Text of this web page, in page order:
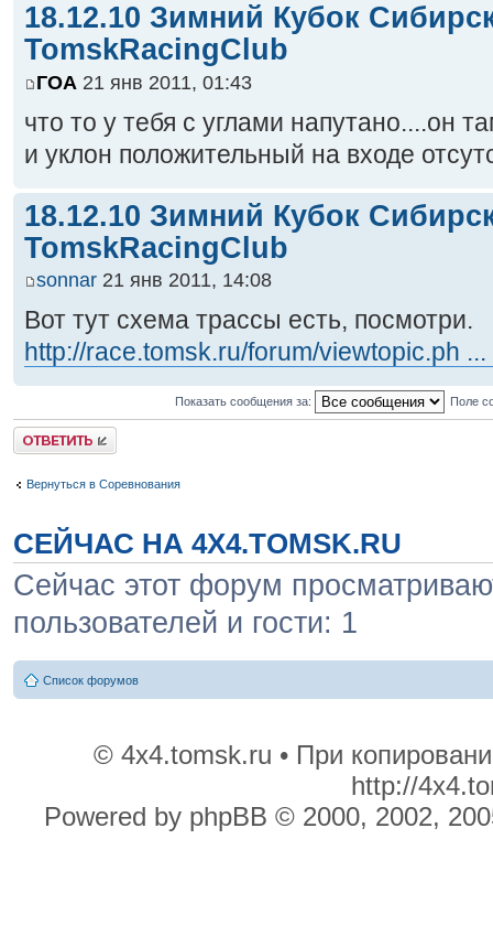
18.12.10 Зимний Кубок
TomskRacingClub
ГОА 21 янв 2011, 01:43
что то у тебя с углами напутано....он
и уклон положительный на входе
18.12.10 Зимний Кубок
TomskRacingClub
sonnar 21 янв 2011, 14:08
Вот тут схема трассы есть, посмотри.
http://race.tomsk.ru/forum/viewtopic.ph
Показать сообщения за: Поле
Ответить
Вернуться в Соревнования
СЕЙЧАС НА 4X4.TOMSK.RU
Сейчас этот форум
пользователей и гости: 1
Список форумов
© 4x4.tomsk.ru • При
http://
Powered by phpBB © 2000, 2002,